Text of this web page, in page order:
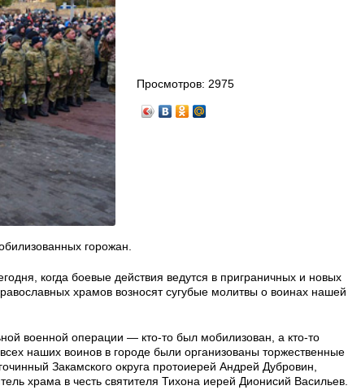
Просмотров: 2975
горожан.
когда боевые действия ведутся в приграничных и новых
храмов возносят сугубые молитвы о воинах нашей
военной операции — кто-то был мобилизован, а кто-то
наших воинов в городе были организованы торжественные
Закамского округа протоиерей Андрей Дубровин,
храма в честь святителя Тихона иерей Дионисий Васильев.